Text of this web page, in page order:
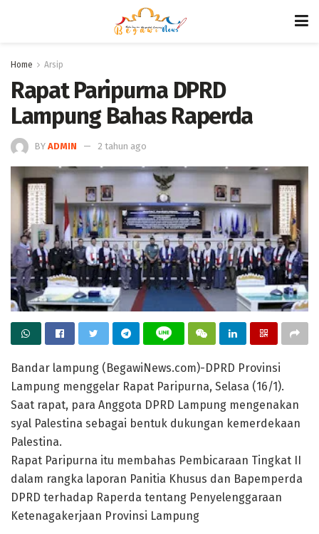
Home Arsip
Rapat Paripurna DPRD
Lampung Bahas Raperda
BY ADMIN 2 tahun ago
Bandar lampung (BegawiNews.com)-DPRD Provinsi
Lampung menggelar Rapat Paripurna, Selasa (16/1).
Saat rapat, para Anggota DPRD Lampung mengenakan
syal Palestina sebagai bentuk dukungan kemerdekaan
Palestina.
Rapat Paripurna itu membahas Pembicaraan Tingkat II
dalam rangka laporan Panitia Khusus dan Bapemperda
DPRD terhadap Raperda tentang Penyelenggaraan
Ketenagakerjaan Provinsi Lampung